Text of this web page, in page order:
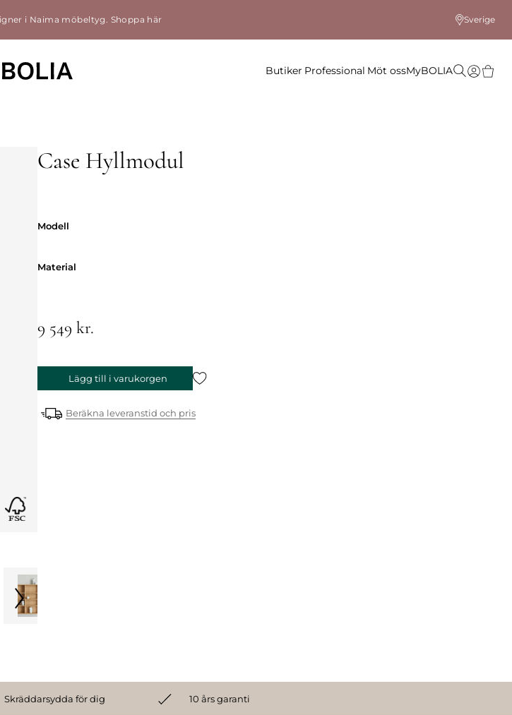
i Naima möbeltyg. Shoppa här Sverige
Butiker Professional Möt ossMyBOLIA
Case Hyllmodul
Modell
Material
9 549 kr.
Lägg till i varukorgen
Beräkna leveranstid och pris
Skräddarsydda för dig 10 års garanti